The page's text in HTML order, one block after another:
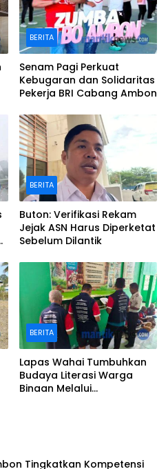
BERITA
Senam Pagi Perkuat
Kebugaran dan Solidaritas
Pekerja BRI Cabang Ambon
BERITA
Buton: Verifikasi Rekam
Jejak ASN Harus Diperketat
Sebelum Dilantik
BERITA
Lapas Wahai Tumbuhkan
Budaya Literasi Warga
Binaan Melalui
Tingkatkan Kompetensi